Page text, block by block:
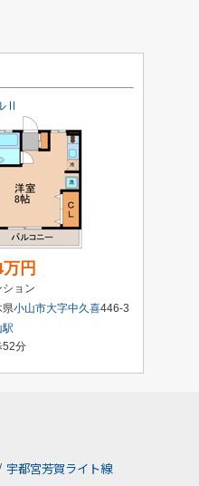
Ⅱ
円
ション
県小山市大字中久喜446-3
駅
52分
宇都宮芳賀ライト線